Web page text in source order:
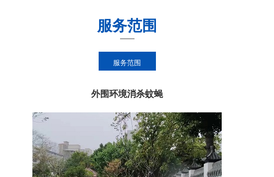
服务范围
服务范围
外围环境消杀蚊蝇